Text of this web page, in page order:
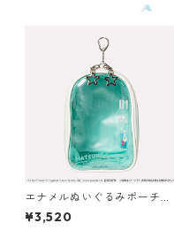
エナメルぬいぐるみポーチ
（初音ミク） OENPC-PC-H
M
¥3,520